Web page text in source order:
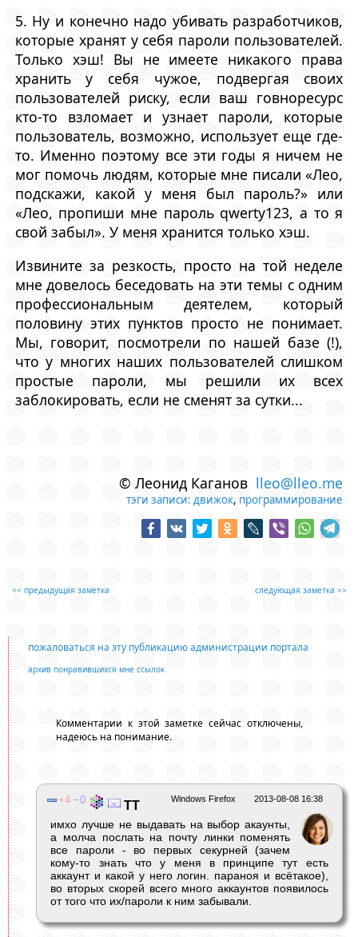
5. Ну и конечно надо убивать разработчиков,
которые хранят у себя пароли пользователей.
Только хэш! Вы не имеете никакого права
хранить у себя чужое, подвергая своих
пользователей риску, если ваш говноресурс
кто-то взломает и узнает пароли, которые
пользователь, возможно, использует еще где-
то. Именно поэтому все эти годы я ничем не
мог помочь людям, которые мне писали «Лео,
подскажи, какой у меня был пароль?» или
«Лео, пропиши мне пароль qwerty123, а то я
свой забыл». У меня хранится только хэш.
Извините за резкость, просто на той неделе
мне довелось беседовать на эти темы с одним
профессиональным деятелем, который
половину этих пунктов просто не понимает.
Мы, говорит, посмотрели по нашей базе (!),
что у многих наших пользователей слишком
простые пароли, мы решили их всех
заблокировать, если не сменят за сутки...
© Леонид Каганов lleo@lleo.me
тэги записи: движок, программирование
<< предыдущая заметка следующая заметка >>
пожаловаться на эту публикацию администрации портала
архив понравившихся мне ссылок
Комментарии к этой заметке сейчас отключены,
надеюсь на понимание.
2013-08-08 16:38
Windows Firefox
4 0 ТТ
имхо лучше не выдавать на выбор акаунты,
а молча послать на почту линки поменять
все пароли - во первых секурней (зачем
кому-то знать что у меня в принципе тут есть
аккаунт и какой у него логин. параноя и всётакое),
во вторых скорей всего много аккаунтов появилось
от того что их/пароли к ним забывали.